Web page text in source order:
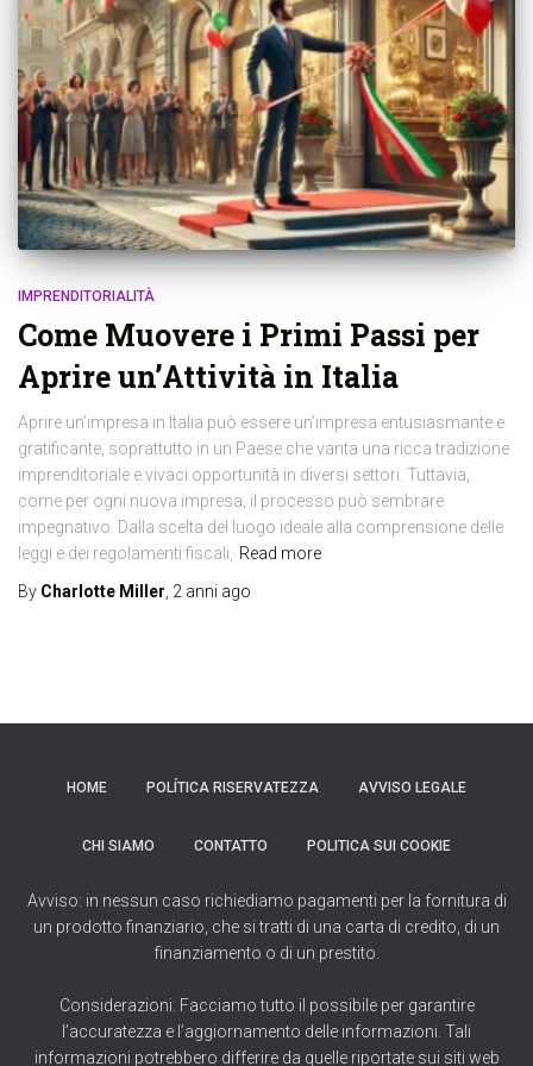
IMPRENDITORIALITÀ
Come Muovere i Primi Passi per
Aprire un’Attività in Italia
Aprire un’impresa in Italia può essere un’impresa entusiasmante e
gratificante, soprattutto in un Paese che vanta una ricca tradizione
imprenditoriale e vivaci opportunità in diversi settori. Tuttavia,
come per ogni nuova impresa, il processo può sembrare
impegnativo. Dalla scelta del luogo ideale alla comprensione delle
leggi e dei regolamenti fiscali,
Read more
By Charlotte Miller 2 anni ago
HOME POLÍTICA RISERVATEZZA AVVISO LEGALE
CHI SIAMO CONTATTO POLITICA SUI COOKIE
Avviso: in nessun caso richiediamo pagamenti per la fornitura di
un prodotto finanziario, che si tratti di una carta di credito, di un
finanziamento o di un prestito.
Considerazioni: Facciamo tutto il possibile per garantire
l’accuratezza e l’aggiornamento delle informazioni. Tali
informazioni potrebbero differire da quelle riportate sui siti web